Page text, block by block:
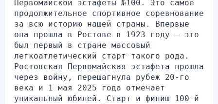
Первомайской эстафеты №100. Это самое
продолжительное спортивное соревнование
за всю историю нашей страны. Впервые
она прошла в Ростове в 1923 году — это
был первый в стране массовый
легкоатлетический старт такого рода.
Ростовская Первомайская эстафета прошла
через войну, перешагнула рубеж 20-го
века и 1 мая 2025 года отмечает
уникальный юбилей. Старт и финиш 100-й